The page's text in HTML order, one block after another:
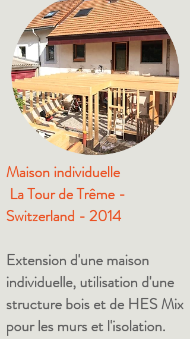
Maison individuelle
La Tour de Trême -
Switzerland - 2014
Extension d'une maison
individuelle, utilisation d'une
structure bois et de HES Mix
pour les murs et l'isolation.